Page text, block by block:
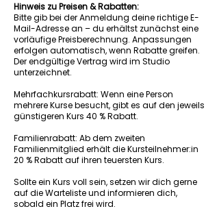
Hinweis zu Preisen & Rabatten:
Bitte gib bei der Anmeldung deine richtige E-
Mail-Adresse an – du erhältst zunächst eine
vorläufige Preisberechnung. Anpassungen
erfolgen automatisch, wenn Rabatte greifen.
Der endgültige Vertrag wird im Studio
unterzeichnet.
Mehrfachkursrabatt: Wenn eine Person
mehrere Kurse besucht, gibt es auf den jeweils
günstigeren Kurs 40 % Rabatt.
Familienrabatt: Ab dem zweiten
Familienmitglied erhält die Kursteilnehmer:in
20 % Rabatt auf ihren teuersten Kurs.
Sollte ein Kurs voll sein, setzen wir dich gerne
auf die Warteliste und informieren dich,
sobald ein Platz frei wird.